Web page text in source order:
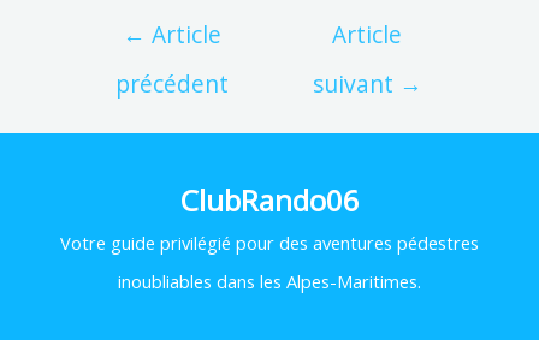
← Article
précédent
Article
suivant →
ClubRando06
Votre guide privilégié pour des aventures pédestres
inoubliables dans les Alpes-Maritimes.